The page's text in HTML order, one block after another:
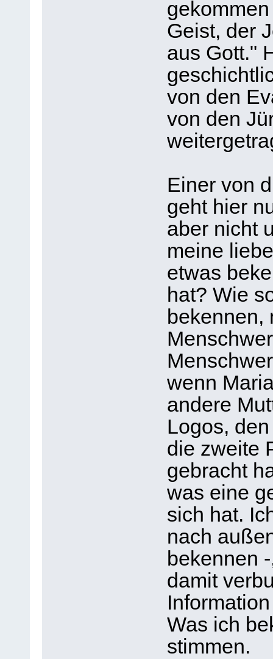
Geist, der
aus Gott."
von den
von den
Einer von
geht hier
aber nicht
meine
etwas
hat? Wie
bekennen,
wenn
andere
Logos,
die zweite
gebracht
was eine
sich hat.
nach
bekennen
damit
Was ich
stimmen.